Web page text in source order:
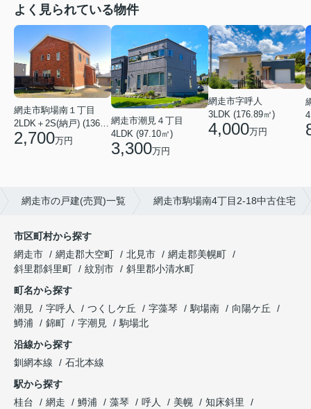
よく見られている物件
網走市駒場南１丁目
2,700万円
網走市潮見４丁目
4LDK (97.10㎡)
3,300万円
網走市字呼人
3LDK (176.89㎡)
4,000万円
網走市の戸建(売買)一覧 網走市駒場南4丁目2-18中古住宅
市区町村から探す
網走市
網走郡大空町 北見市
網走郡美幌町
斜里郡斜里町
紋別市
斜里郡小清水町
町名から探す
潮見
字呼人 つくしケ丘 字藻琴 駒場南
向陽ケ丘
鱒浦
錦町 字潮見
駒場北
沿線から探す
釧網本線
石北本線
駅から探す
桂台
網走 鱒浦 藻琴 呼人 美幌
知床斜里